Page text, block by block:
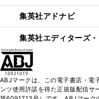
集英社アドナビ
集英社エディターズ
ABJマークは、この電子書店・電
ンツ使用許諾を得た正規版配信サ